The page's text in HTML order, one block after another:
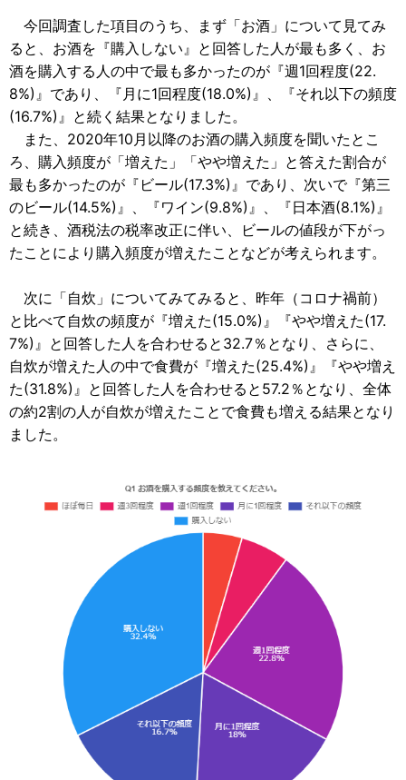
今回調査した項目のうち、まず「お酒」について見てみ
ると、お酒を『購入しない』と回答した人が最も多く、お
酒を購入する人の中で最も多かったのが『週1回程度(22.
8%)』であり、『月に1回程度(18.0%)』、『それ以下の頻度
(16.7%)』と続く結果となりました。
また、2020年10月以降のお酒の購入頻度を聞いたとこ
ろ、購入頻度が「増えた」「やや増えた」と答えた割合が
最も多かったのが『ビール(17.3%)』であり、次いで『第三
のビール(14.5%)』、『ワイン(9.8%)』、『日本酒(8.1%)』
と続き、酒税法の税率改正に伴い、ビールの値段が下がっ
たことにより購入頻度が増えたことなどが考えられます。
次に「自炊」についてみてみると、昨年（コロナ禍前）
と比べて自炊の頻度が『増えた(15.0%)』『やや増えた(17.
7%)』と回答した人を合わせると32.7％となり、さらに、
自炊が増えた人の中で食費が『増えた(25.4%)』『やや増え
た(31.8%)』と回答した人を合わせると57.2％となり、全体
の約2割の人が自炊が増えたことで食費も増える結果となり
ました。